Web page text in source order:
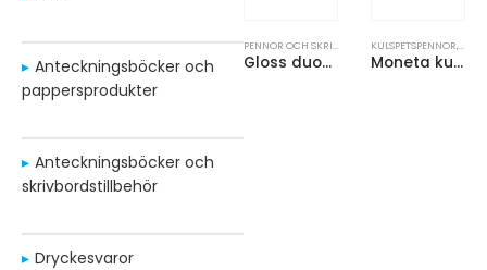
Anteckningsböcker och
pappersprodukter
Anteckningsböcker och
skrivbordstillbehör
Dryckesvaror
PENNOR OCH SKRIVMATERIAL ,
Gloss duo-penna i presentset (svart bläck)
KULSPETSPENNOR,
Moneta kulspetspenna i aluminium (svart bläck)